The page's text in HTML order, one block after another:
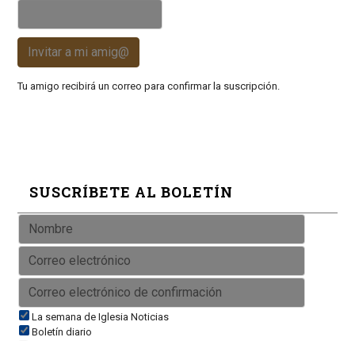
Invitar a mi amig@
Tu amigo recibirá un correo para confirmar la suscripción.
SUSCRÍBETE AL BOLETÍN
La semana de Iglesia Noticias
Boletín diario